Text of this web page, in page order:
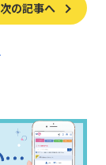
次の記事へ